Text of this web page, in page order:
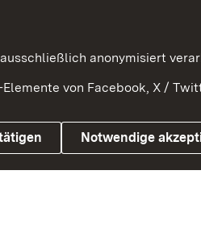
anonymisiert
von Facebook, X /
Notwendige